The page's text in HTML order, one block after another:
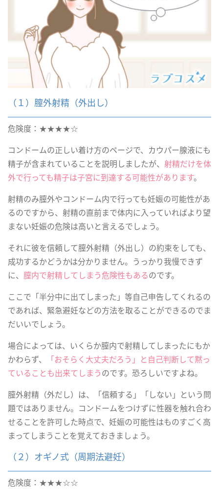
（１）膣外射精（外出し）
危険度：★★★★☆
コンドームの正しい着け方のページで、カウパー腺液にも
精子が含まれていることを説明しましたが、 射精だけを体
外で行っても精子は子宮に到達する可能性があります。
射精のみ膣外やコンドーム内で行っても妊娠の可能性があ
るのですから、射精の直前まで体内に入っていればより望
まない妊娠の危険は高いと言えるでしょう。
それに彼を信頼して膣外射精（外出し）の約束をしても、
成功するかどうかは分かりません。うっかり我慢できず
に、 膣内で射精してしまう危険性もあるのです。
ここで「半分中に出てしまった」等自己申告してくれるの
であれば、緊急避妊などの方法を取ることができるのでま
だいいでしょう。
場合によっては、いくらか膣内で射精してしまったにもか
かわらず、
「おそらく大丈夫だろう」と自己判断して黙っ
ていることも出来てしまうのです。恐ろしいですよね。
膣外射精（外だし）は、「信頼する」「しない」という問
題ではありません。コンドームをつけずに性器を触れ合わ
せることを許可した時点で、妊娠の可能性はものすごく高
まってしまうことを覚えておきましょう。
（２）オギノ式（周期法避妊）
危険度：★★★☆☆